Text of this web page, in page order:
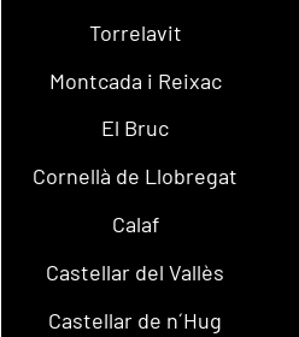
Torrelavit
Montcada i Reixac
El Bruc
Cornellà de Llobregat
Calaf
Castellar del Vallès
Castellar de n´Hug